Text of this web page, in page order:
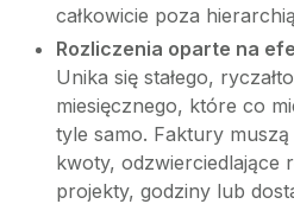
całkowicie poza
Rozliczenia oparte na
Unika się stałego,
miesięcznego, które co
tyle samo. Faktury
kwoty, odzwierciedlające
projekty, godziny lub